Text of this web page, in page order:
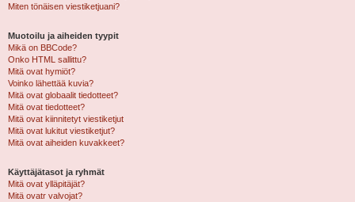
Miten tönäisen viestiketjuani?
Muotoilu ja aiheiden tyypit
Mikä on BBCode?
Onko HTML sallittu?
Mitä ovat hymiöt?
Voinko lähettää kuvia?
Mitä ovat globaalit tiedotteet?
Mitä ovat tiedotteet?
Mitä ovat kiinnitetyt viestiketjut
Mitä ovat lukitut viestiketjut?
Mitä ovat aiheiden kuvakkeet?
Käyttäjätasot ja ryhmät
Mitä ovat ylläpitäjät?
Mitä ovatr valvojat?